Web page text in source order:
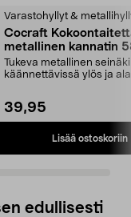
Varastohyllyt &
Cocraft
metallinen kannatin
cm, 2 kpl
Tukeva metallinen
käännettävissä ylös ja
39,95
Lisää ostoskoriin
edullisesti